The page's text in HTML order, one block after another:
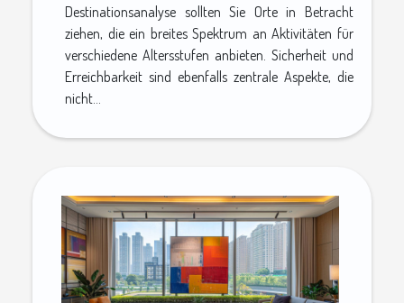
Destinationsanalyse sollten Sie Orte in Betracht
ziehen, die ein breites Spektrum an Aktivitäten für
verschiedene Altersstufen anbieten. Sicherheit und
Erreichbarkeit sind ebenfalls zentrale Aspekte, die
nicht...